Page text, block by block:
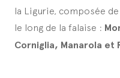
la Ligurie, composée
le long de la falaise :
Corniglia, Manarola et